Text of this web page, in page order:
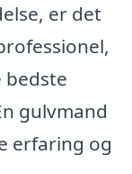
er det
bedste
gulvmand
erfaring og